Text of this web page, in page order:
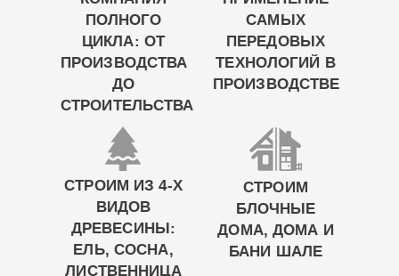
ПОЛНОГО
ЦИКЛА: ОТ
ПРОИЗВОДСТВА
ДО
СТРОИТЕЛЬСТВА
САМЫХ
ПЕРЕДОВЫХ
ТЕХНОЛОГИЙ В
ПРОИЗВОДСТВЕ
СТРОИМ ИЗ 4-Х
ВИДОВ
ДРЕВЕСИНЫ:
ЕЛЬ, СОСНА,
ЛИСТВЕННИЦА
СТРОИМ
БЛОЧНЫЕ
ДОМА, ДОМА И
БАНИ ШАЛЕ